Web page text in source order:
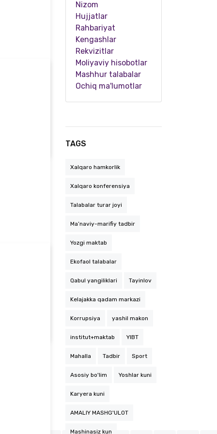
Nizom
Hujjatlar
Rahbariyat
Kengashlar
Rekvizitlar
Moliyaviy hisobotlar
Mashhur talabalar
Ochiq ma'lumotlar
TAGS
Xalqaro hamkorlik
Xalqaro konferensiya
Talabalar turar joyi
Ma’naviy-marifiy tadbir
Yozgi maktab
Ekofaol talabalar
Qabul yangiliklari Tayinlov
Kelajakka qadam markazi
Korrupsiya yashil makon
institut+maktab YIBT
Mahalla Tadbir Sport
Asosiy bo'lim Yoshlar kuni
Karyera kuni
AMALIY MASHG'ULOT
Mashinasiz kun